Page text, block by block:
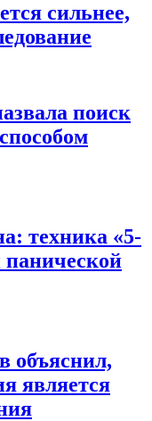
сильнее,
поиск
техника «5-
панической
объяснил,
является